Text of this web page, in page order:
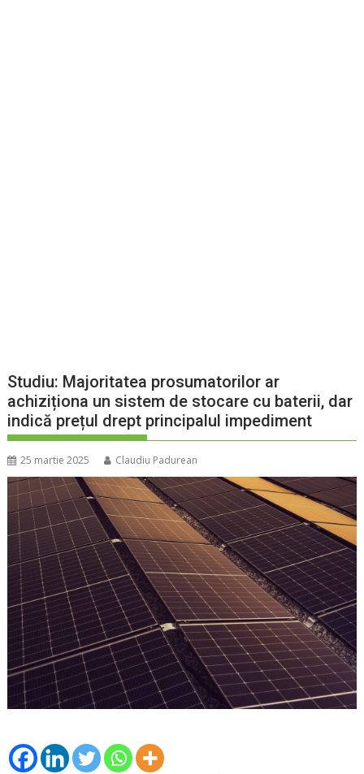
Studiu: Majoritatea prosumatorilor ar
achiziționa un sistem de stocare cu baterii, dar
indică prețul drept principalul impediment
25 martie 2025 Claudiu Padurean